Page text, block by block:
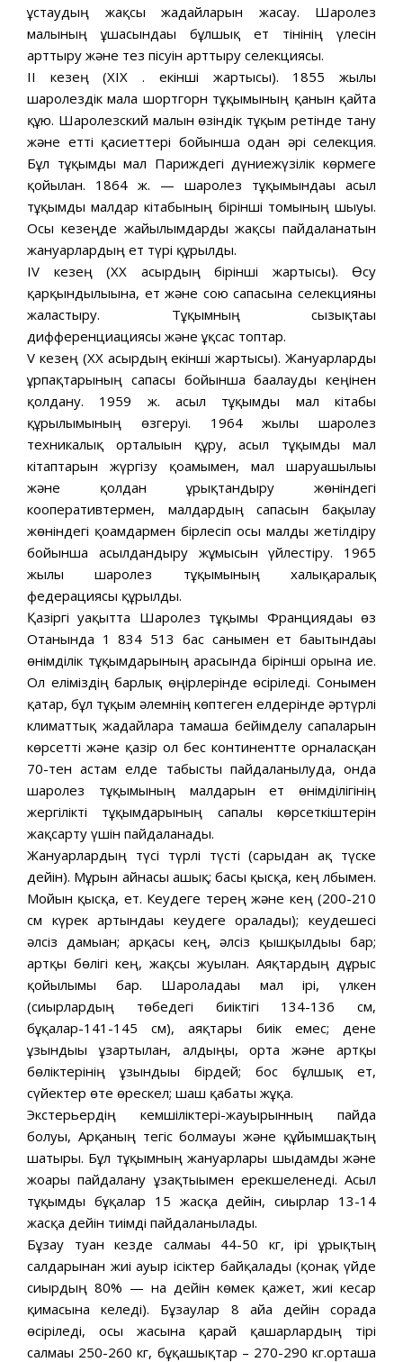
ұстаудың жақсы жағдайларын жасау. Шаролез
малының ұшасындағы бұлшық ет тінінің үлесін
арттыру және тез пісуін арттыру селекциясы.
ІІ кезең (XIX ғ. екінші жартысы). 1855 жылы
шаролездік малға шортгорн тұқымының қанын қайта
құю. Шаролезский малын өзіндік тұқым ретінде тану
және етті қасиеттері бойынша одан әрі селекция.
Бұл тұқымды мал Париждегі дүниежүзілік көрмеге
қойылған. 1864 ж. — шаролез тұқымындағы асыл
тұқымды малдар кітабының бірінші томының шығуы.
Осы кезеңде жайылымдарды жақсы пайдаланатын
жануарлардың ет түрі құрылды.
IV кезең (XX ғасырдың бірінші жартысы). Өсу
қарқындылығына, ет және сою сапасына селекцияны
жалғастыру. Тұқымның сызықтағы
дифференциациясы және ұқсас топтар.
V кезең (XX ғасырдың екінші жартысы). Жануарларды
ұрпақтарының сапасы бойынша бағалауды кеңінен
қолдану. 1959 ж. асыл тұқымды мал кітабы
құрылымының өзгеруі. 1964 жылы шаролез
техникалық орталығын құру, асыл тұқымды мал
кітаптарын жүргізу қоғамымен, мал шаруашылығы
және қолдан ұрықтандыру жөніндегі
кооперативтермен, малдардың сапасын бақылау
жөніндегі қоғамдармен бірлесіп осы малды жетілдіру
бойынша асылдандыру жұмысын үйлестіру. 1965
жылы шаролез тұқымының халықаралық
федерациясы құрылды.
Қазіргі уақытта Шаролез тұқымы Франциядағы өз
Отанында 1 834 513 бас санымен ет бағытындағы
өнімділік тұқымдарының арасында бірінші орынға ие.
Ол еліміздің барлық өңірлерінде өсіріледі. Сонымен
қатар, бұл тұқым әлемнің көптеген елдерінде әртүрлі
климаттық жағдайларға тамаша бейімделу сапаларын
көрсетті және қазір ол бес континентте орналасқан
70-тен астам елде табысты пайдаланылуда, онда
шаролез тұқымының малдарын ет өнімділігінің
жергілікті тұқымдарының сапалы көрсеткіштерін
жақсарту үшін пайдаланады.
Жануарлардың түсі түрлі түсті (сарыдан ақ түске
дейін). Мұрын айнасы ашық; басы қысқа, кең лбымен.
Мойын қысқа, ет. Кеудеге терең және кең (200-210
см күрек артындағы кеудеге оралады); кеудешесі
әлсіз дамыған; арқасы кең, әлсіз қышқылдығы бар;
артқы бөлігі кең, жақсы жуылған. Аяқтардың дұрыс
қойылымы бар. Шароладағы мал ірі, үлкен
(сиырлардың төбедегі биіктігі 134-136 см,
бұқалар-141-145 см), аяқтары биік емес; дене
ұзындығы ұзартылған, алдыңғы, орта және артқы
бөліктерінің ұзындығы бірдей; бос бұлшық ет,
сүйектер өте өрескел; шаш қабаты жұқа.
Экстерьердің кемшіліктері-жауырынның пайда
болуы, Арқаның тегіс болмауы және құйымшақтың
шатыры. Бұл тұқымның жануарлары шыдамды және
жоғары пайдалану ұзақтығымен ерекшеленеді. Асыл
тұқымды бұқалар 15 жасқа дейін, сиырлар 13-14
жасқа дейін тиімді пайдаланылады.
Бұзау туған кезде салмағы 44-50 кг, ірі ұрықтың
салдарынан жиі ауыр ісіктер байқалады (қонақ үйде
сиырдың 80% — на дейін көмек қажет, жиі кесар
қимасына келеді). Бұзаулар 8 айға дейін сорада
өсіріледі, осы жасына қарай қашарлардың тірі
салмағы 250-260 кг, бұқашықтар – 270-290 кг.орташа